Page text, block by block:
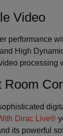
Video
performance
High
Room
Dirac Live®
its powerful